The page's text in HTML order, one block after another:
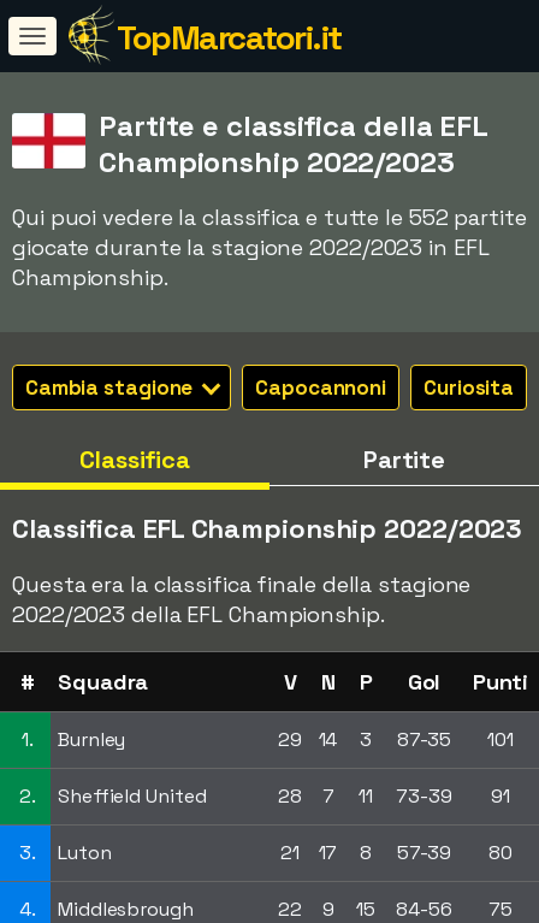
TopMarcatori.it
Partite e classifica della EFL
Championship 2022/2023
Qui puoi vedere la classifica e tutte le 552 partite
giocate durante la stagione 2022/2023 in EFL
Championship.
Cambia stagione Capocannoni Curiosita
Classifica Partite
Classifica EFL Championship 2022/2023
Questa era la classifica finale della stagione
2022/2023 della EFL Championship.
# Squadra V N P Gol Punti
1. Burnley 29 14 3 87-35 101
2. Sheffield United 28 7 11 73-39 91
3. Luton 21 17 8 57-39 80
4. Middlesbrough 22 9 15 84-56 75